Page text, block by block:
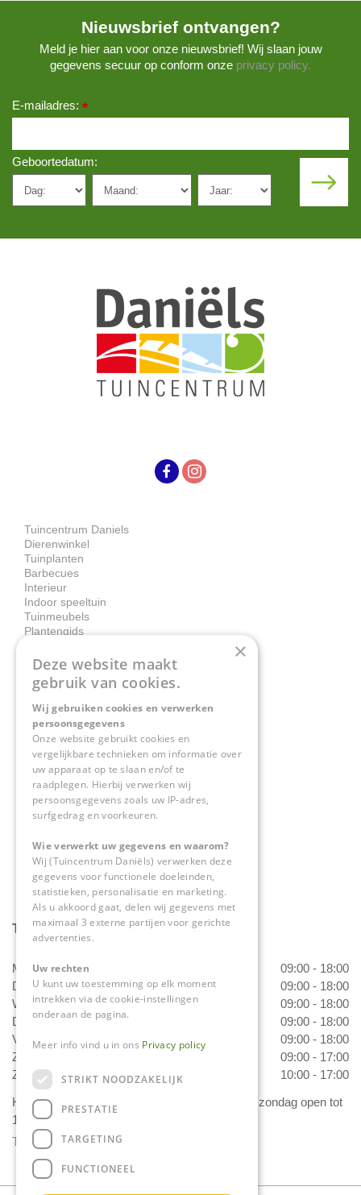
Nieuwsbrief ontvangen?
Meld je hier aan voor onze nieuwsbrief! Wij slaan jouw
gegevens secuur op conform onze privacy policy.
E-mailadres: *
Geboortedatum:
Tuincentrum Daniels
Dierenwinkel
Tuinplanten
Barbecues
Interieur
Indoor speeltuin
Tuinmeubels
Plantengids
Contact
Tuincentrum Daniëls
Herkenbosserweg 4
6063 NL Vlodrop
0475-534298
info@tuincentrumdaniels.nl
Tuincentrum Daniëls
Maandag
09:00 - 18:00
Dinsdag
09:00 - 18:00
Woensdag
09:00 - 18:00
Donderdag
09:00 - 18:00
Vrijdag
09:00 - 18:00
Zaterdag
09:00 - 17:00
Zondag
10:00 - 17:00
Het 'Bloemetje van Daniëls' is van dinsdag t/m zondag open tot
17.00 uur!
Toon alle openingstijden
×
Deze website maakt
gebruik van cookies.
Wij gebruiken cookies en verwerken
persoonsgegevens
Onze website gebruikt cookies en
vergelijkbare technieken om informatie over
uw apparaat op te slaan en/of te
raadplegen. Hierbij verwerken wij
persoonsgegevens zoals uw IP-adres,
surfgedrag en voorkeuren.
Wie verwerkt uw gegevens en waarom?
Wij (Tuincentrum Daniëls) verwerken deze
gegevens voor functionele doeleinden,
statistieken, personalisatie en marketing.
Als u akkoord gaat, delen wij gegevens met
maximaal 3 externe partijen voor gerichte
advertenties.
Uw rechten
U kunt uw toestemming op elk moment
intrekken via de cookie-instellingen
onderaan de pagina.
Meer info vind u in ons Privacy policy
STRIKT NOODZAKELIJK
PRESTATIE
TARGETING
FUNCTIONEEL